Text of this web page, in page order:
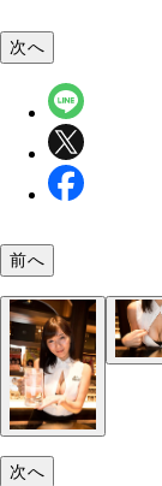
セク
普段
次へ
前へ
次へ